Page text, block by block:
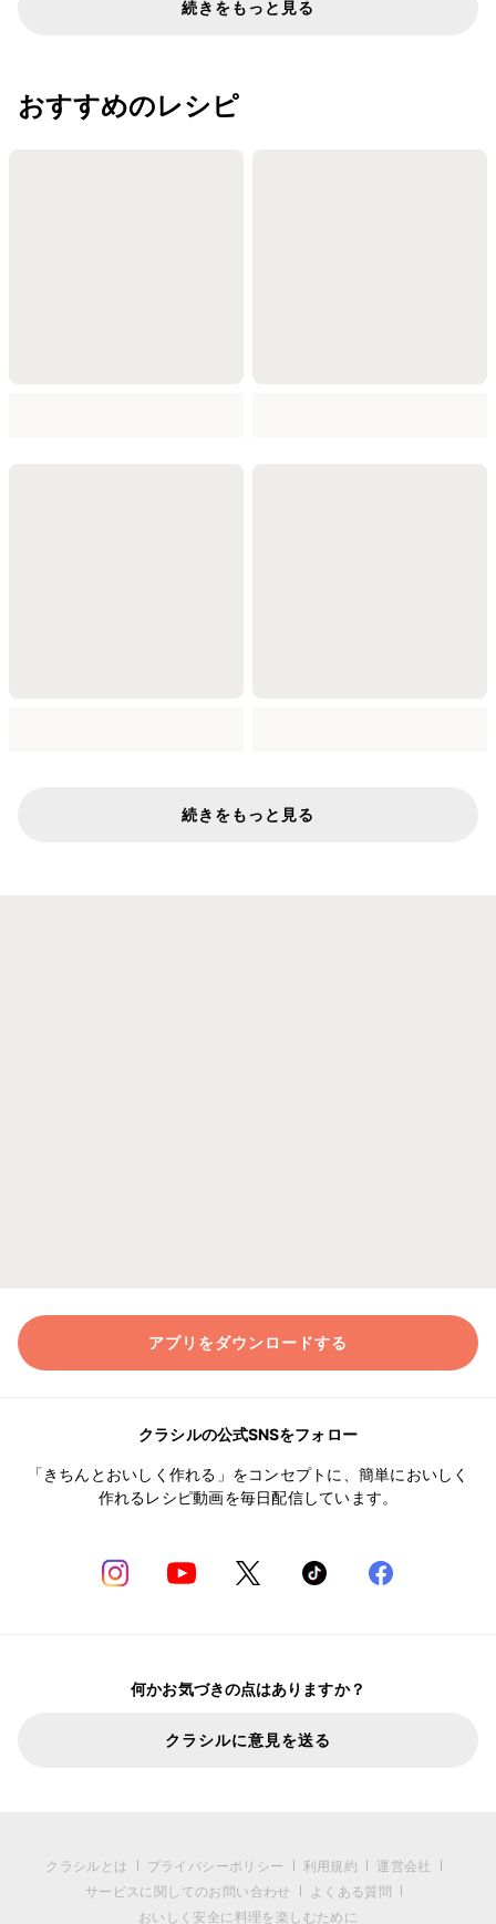
続きをもっと見る
おすすめのレシピ
続きをもっと見る
アプリをダウンロードする
クラシルの公式SNSをフォロー
「きちんとおいしく作れる」をコンセプトに、簡単においしく
作れるレシピ動画を毎日配信しています。
何かお気づきの点はありますか？
クラシルに意見を送る
クラシルとは プライバシーポリシー 利用規約
運営会社
サービスに関してのお問い合わせ
よくある質問
おいしく安全に料理を楽しむために